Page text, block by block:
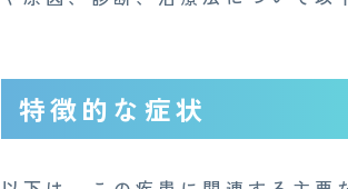
特徴的な症状